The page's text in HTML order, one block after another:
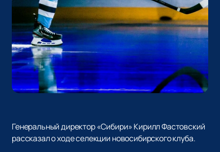
Генеральный директор «Сибири» Кирилл Фастовский
рассказал о ходе селекции новосибирского клуба.